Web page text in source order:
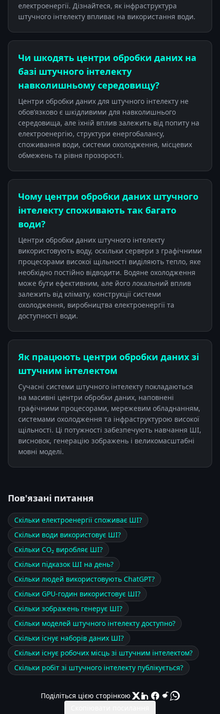
електроенергії. Дізнайтеся, як інфраструктура
штучного інтелекту впливає на використання води.
Чи шкодять центри обробки даних на
базі штучного інтелекту
навколишньому середовищу?
Центри обробки даних для штучного інтелекту не
обов’язково є шкідливими для навколишнього
середовища, але їхній вплив залежить від попиту на
електроенергію, структури енергобалансу,
споживання води, системи охолодження, місцевих
обмежень та рівня прозорості.
Чому центри обробки даних штучного
інтелекту споживають так багато
води?
Центри обробки даних штучного інтелекту
використовують воду, оскільки сервери з графічними
процесорами високої щільності виділяють тепло, яке
необхідно постійно відводити. Водяне охолодження
може бути ефективним, але його локальний вплив
залежить від клімату, конструкції системи
охолодження, виробництва електроенергії та
доступності води.
Як працюють центри обробки даних зі
штучним інтелектом
Сучасні системи штучного інтелекту покладаються
на масивні центри обробки даних, наповнені
графічними процесорами, мережевим обладнанням,
системами охолодження та інфраструктурою високої
щільності. Ці потужності забезпечують навчання ШІ,
висновок, генерацію зображень і великомасштабні
мовні моделі.
Пов'язані питання
Скільки електроенергії споживає ШІ?
Скільки води використовує ШІ?
Скільки CO₂ виробляє ШІ?
Скільки підказок ШІ на день?
Скільки людей використовують ChatGPT?
Скільки GPU-годин використовує ШІ?
Скільки зображень генерує ШІ?
Скільки моделей штучного інтелекту доступно?
Скільки існує наборів даних ШІ?
Скільки існує робочих місць зі штучним інтелектом?
Скільки робіт зі штучного інтелекту публікується?
Поділіться цією сторінкою